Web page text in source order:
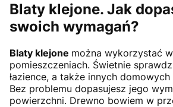
Blaty klejone. Jak
swoich wymagań?
Blaty klejone można wykorzystać
pomieszczeniach. Świetnie
łazience, a także innych
Bez problemu dopasujesz jego
powierzchni. Drewno bowiem w